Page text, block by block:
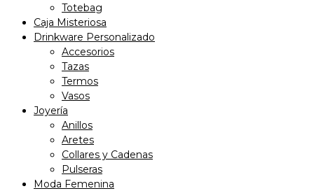
Totebag
Caja Misteriosa
Drinkware Personalizado
Accesorios
Tazas
Termos
Vasos
Joyería
Anillos
Aretes
Collares y Cadenas
Pulseras
Moda Femenina